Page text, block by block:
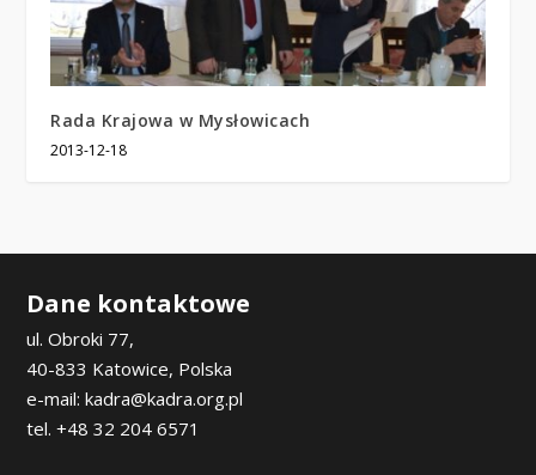
Rada Krajowa w Mysłowicach
2013-12-18
Dane kontaktowe
ul. Obroki 77,
40-833 Katowice, Polska
e-mail: kadra@kadra.org.pl
tel. +48 32 204 6571